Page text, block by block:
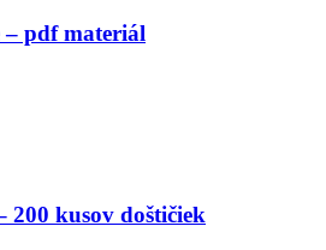
– pdf materiál
200 kusov doštičiek